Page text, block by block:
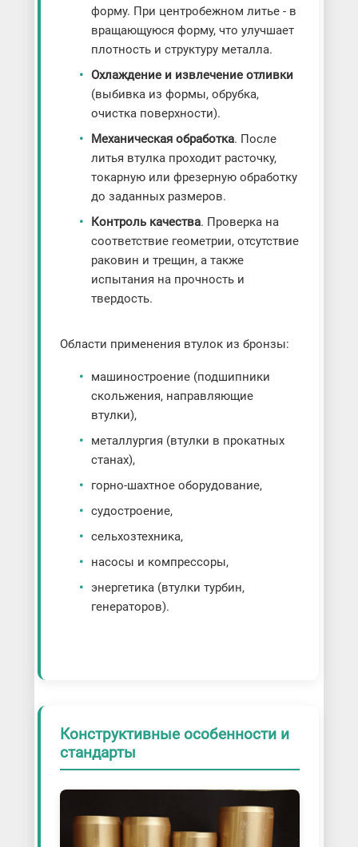
форму. При центробежном литье - в
вращающуюся форму, что улучшает
плотность и структуру металла.
Охлаждение и извлечение отливки
(выбивка из формы, обрубка,
очистка поверхности).
Механическая обработка. После
литья втулка проходит расточку,
токарную или фрезерную обработку
до заданных размеров.
Контроль качества. Проверка на
соответствие геометрии, отсутствие
раковин и трещин, а также
испытания на прочность и
твердость.
Области применения втулок из бронзы:
машиностроение (подшипники
скольжения, направляющие
втулки),
металлургия (втулки в прокатных
станах),
горно-шахтное оборудование,
судостроение,
сельхозтехника,
насосы и компрессоры,
энергетика (втулки турбин,
генераторов).
Конструктивные особенности и
стандарты